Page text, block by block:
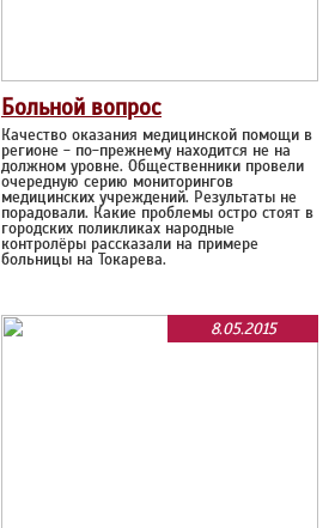
Больной вопрос
Качество оказания медицинской помощи в
регионе - по-прежнему находится не на
должном уровне. Общественники провели
очередную серию мониторингов
медицинских учреждений. Результаты не
порадовали. Какие проблемы остро стоят в
городских поликликах народные
контролёры рассказали на примере
больницы на Токарева.
8.05.2015